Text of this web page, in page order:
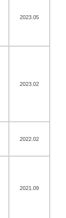
2023.05
2023.02
2022.02
2021.09